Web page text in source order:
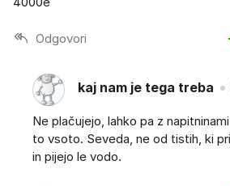
Odgovori
kaj nam je tega treba
Ne plačujejo, lahko pa z
to vsoto. Seveda, ne od tistih, ki
in pijejo le vodo.